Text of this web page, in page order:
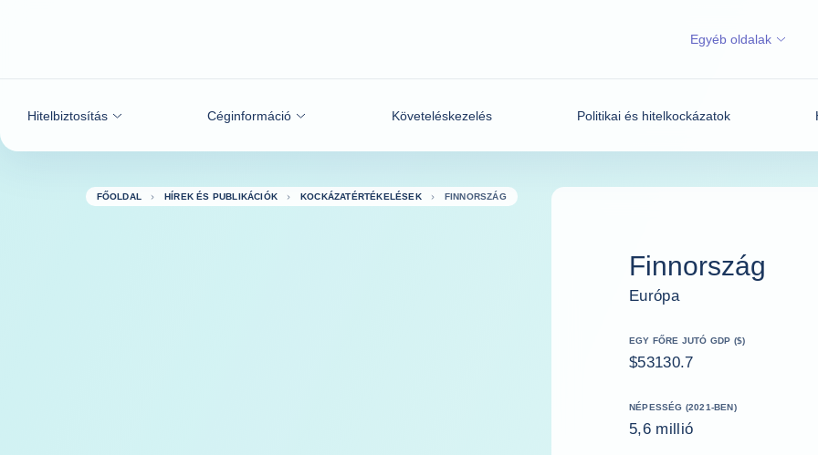
Hitelbiztosítás Céginformáció Követeléskezelés Politikai és hitelkockázatok
Egyéb oldalak
FŐOLDAL HÍREK ÉS PUBLIKÁCIÓK KOCKÁZATÉRTÉKELÉSEK FINNORSZÁG
Finnország
Európa
EGY FŐRE JUTÓ GDP ($)
$53130.7
NÉPESSÉG (2021-BEN)
5,6 millió